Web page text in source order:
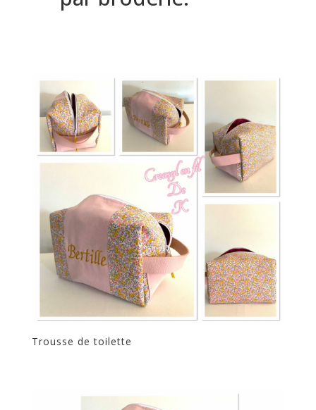
Trousse de toilette